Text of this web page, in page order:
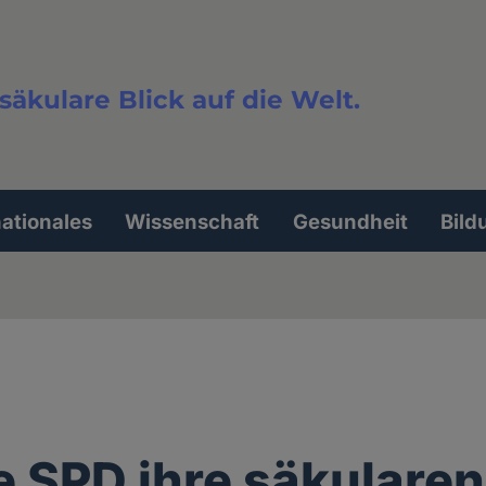
Blick auf die Welt.
Wissenschaft Gesundheit